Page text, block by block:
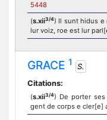
5448
(s.xii3/4) Il sunt hidus e
lur voiz, roe est lur
GRACE 1
S.
Citations:
(s.xii3/4) De porter
gent de corps e cler[e]